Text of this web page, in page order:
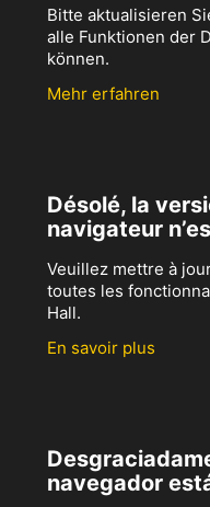
Bitte aktualisieren
alle Funktionen der
können.
Mehr erfahren
Désolé, la
navigateur
Veuillez mettre à
toutes les
Hall.
En savoir plus
navegador